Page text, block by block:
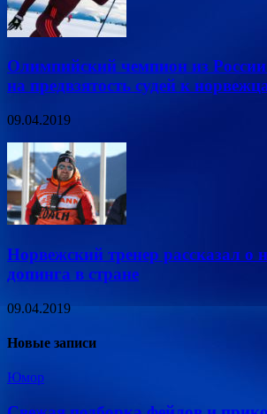
Олимпийский чемпион из
на предвзятость судей к
09.04.2019
Норвежский тренер рассказал о
допинга в стране
09.04.2019
Новые записи
Юмор